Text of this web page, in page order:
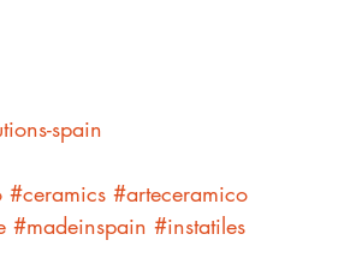
spain
#ceramics #arteceramico
#madeinspain #instatiles